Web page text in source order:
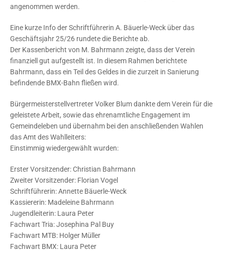
angenommen werden.
Eine kurze Info der Schriftführerin A. Bäuerle-Weck über das
Geschäftsjahr 25/26 rundete die Berichte ab.
Der Kassenbericht von M. Bahrmann zeigte, dass der Verein
finanziell gut aufgestellt ist. In diesem Rahmen berichtete
Bahrmann, dass ein Teil des Geldes in die zurzeit in Sanierung
befindende BMX-Bahn fließen wird.
Bürgermeisterstellvertreter Volker Blum dankte dem Verein für die
geleistete Arbeit, sowie das ehrenamtliche Engagement im
Gemeindeleben und übernahm bei den anschließenden Wahlen
das Amt des Wahlleiters:
Einstimmig wiedergewählt wurden:
Erster Vorsitzender: Christian Bahrmann
Zweiter Vorsitzender: Florian Vogel
Schriftführerin: Annette Bäuerle-Weck
Kassiererin: Madeleine Bahrmann
Jugendleiterin: Laura Peter
Fachwart Tria: Josephina Pal Buy
Fachwart MTB: Holger Müller
Fachwart BMX: Laura Peter